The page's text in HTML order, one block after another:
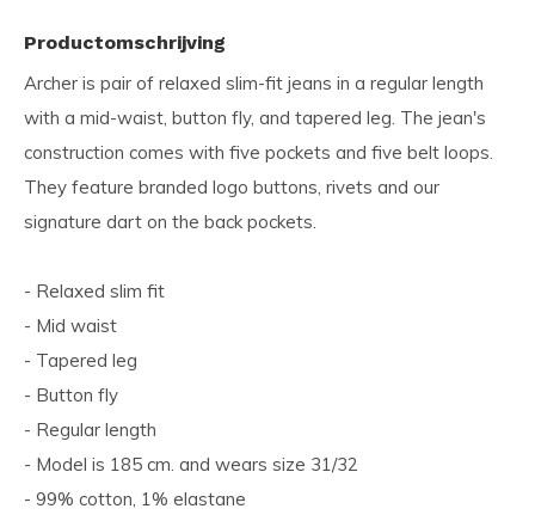
Productomschrijving
Archer is pair of relaxed slim-fit jeans in a regular length
with a mid-waist, button fly, and tapered leg. The jean's
construction comes with five pockets and five belt loops.
They feature branded logo buttons, rivets and our
signature dart on the back pockets.
- Relaxed slim fit
- Mid waist
- Tapered leg
- Button fly
- Regular length
- Model is 185 cm. and wears size 31/32
- 99% cotton, 1% elastane